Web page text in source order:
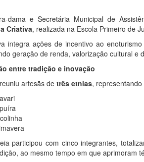
dama e Secretária Municipal de
Criativa, realizada na Escola Primeiro de
integra ações de incentivo ao
geração de renda, valorização cultural e
entre tradição e inovação
artesãs de três etnias,
participou com cinco integrantes,
ao mesmo tempo em que aprimoram